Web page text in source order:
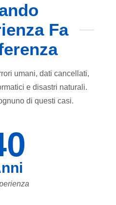
Fa
umani, dati cancellati,
e disastri naturali.
di questi casi.